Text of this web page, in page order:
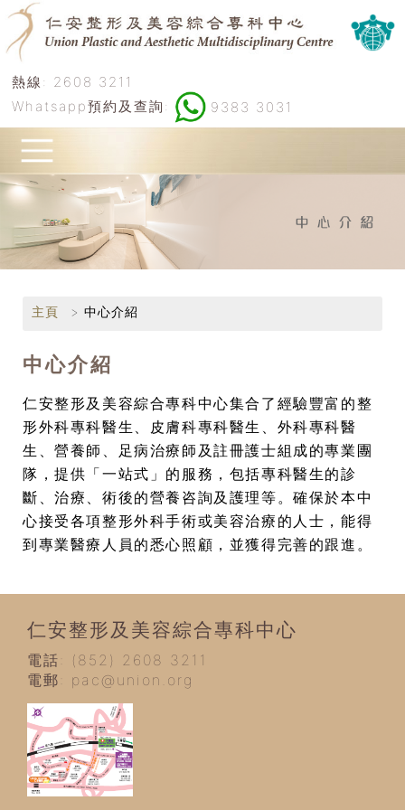
熱線: 2608 3211
Whatsapp預約及查詢:
9383 3031
主頁 中心介紹
中心介紹
仁安整形及美容綜合專科中心集合了經驗豐富的整
形外科專科醫生、皮膚科專科醫生、外科專科醫
生、營養師、足病治療師及註冊護士組成的專業團
隊，提供「一站式」的服務，包括專科醫生的診
斷、治療、術後的營養咨詢及護理等。確保於本中
心接受各項整形外科手術或美容治療的人士，能得
到專業醫療人員的悉心照顧，並獲得完善的跟進。
仁安整形及美容綜合專科中心
電話: (852) 2608 3211
電郵: pac@union.org